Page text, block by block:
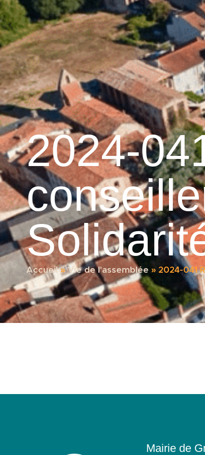
principal
Graulhet et le cuir Accueil
2024-
Accueil»Vie de l'assemblée » 2024-041
Mairie de